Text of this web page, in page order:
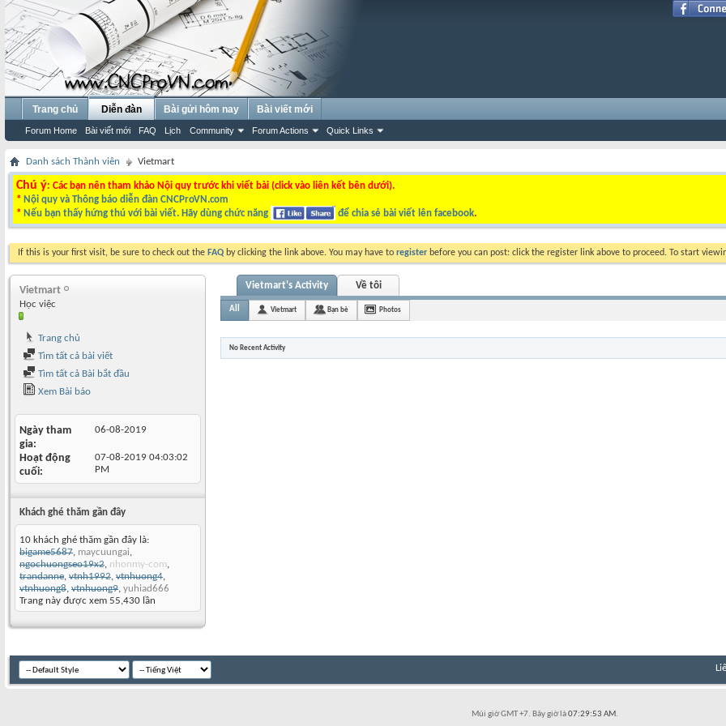
Trang chủ Diễn đàn
Forum Home Bài viết mới FAQ Lịch Community Forum Actions Quick Links
Bài gửi hôm nay Bài viết mới
Danh sách Thành viên Vietmart
Chú ý: Các bạn nên tham khảo Nội quy trước khi viết bài (click vào liên kết bên dưới).
* Nội quy và Thông báo diễn đàn CNCProVN.com
* Nếu bạn thấy hứng thú với bài viết. Hãy dùng chức năng để chia sẻ bài viết lên facebook.
If this is your first visit, be sure to check out the FAQ by clicking the link above. You may have to register before you can post: click the register link above to proceed. To start
Vietmart
Học việc
Trang chủ
Tìm tất cả bài viết
Tìm tất cả Bài bắt đầu
Xem Bài báo
Ngày tham
gia
06-08-2019
Hoạt động
cuối
07-08-2019 04:03:02
PM
Khách ghé thăm gần đây
10 khách ghé thăm gần đây là:
bigame5687, maycuungai,
ngochuongseo19x2, nhonmy-com,
trandanne, vtnh1992, vtnhuong4,
vtnhuong8, vtnhuong9, yuhiad666
Trang này được xem 55,430 lần
Vietmart's Activity Về tôi
All Vietmart Bạn bè Photos
No Recent Activity
Múi giờ GMT +7. Bây giờ là07:29:53 AM.